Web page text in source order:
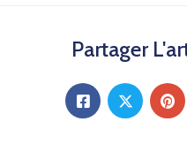
Partager